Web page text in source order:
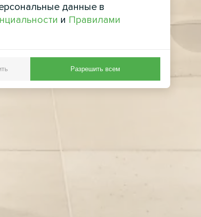
данные в
и Правилами
Разрешить всем